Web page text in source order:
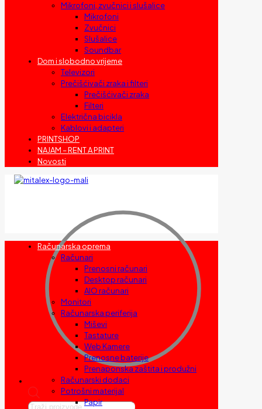
Mikrofoni, zvučnici i slušalice
Mikrofoni
Zvučnici
Slušalice
Soundbar
Dom i slobodno vrijeme
Televizori
Prečišćivači zraka i filteri
Prečišćivači zraka
Filteri
Električna bicikla
Kablovi i adapteri
PRINTSHOP
NAJAM – RENT A PRINT
Novosti
Products
Računarska oprema
Računari
Prenosni računari
Desktop računari
AIO računari
Monitori
Računarska periferija
Miševi
Tastature
Web Kamere
Prenosne baterije
Prenaponska zaštita i produžni
Računarski dodaci
Potrošni materijal
Papir